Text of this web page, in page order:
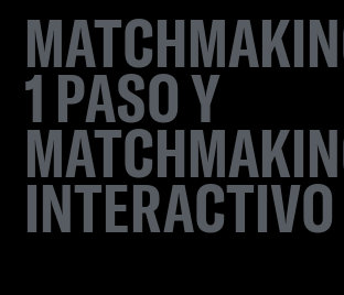
1 PASO Y
INTERACTIVO